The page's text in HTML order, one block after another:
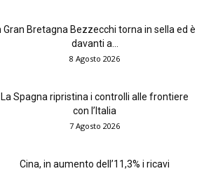
Gran Bretagna Bezzecchi torna in sella ed è
davanti a...
8 Agosto 2026
La Spagna ripristina i controlli alle frontiere
con l’Italia
7 Agosto 2026
Cina, in aumento dell’11,3% i ricavi